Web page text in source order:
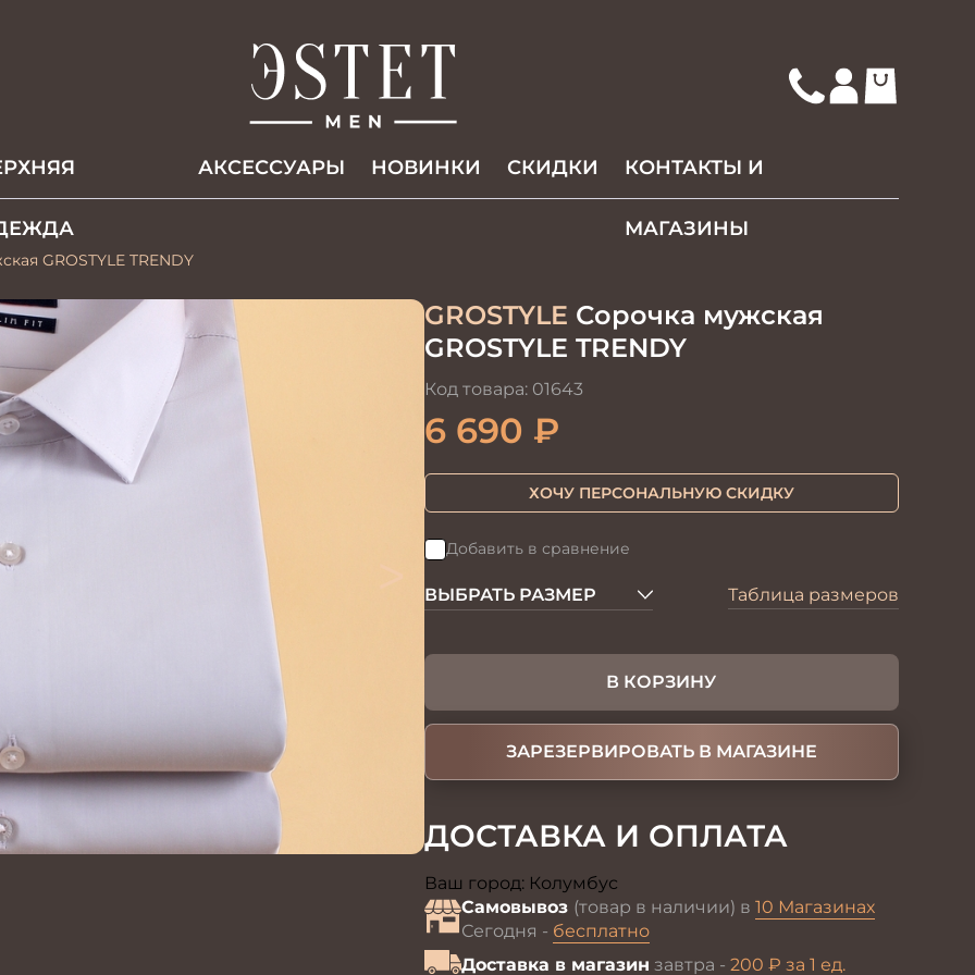
АКCЕССУАРЫ НОВИНКИ СКИДКИ КОНТАКТЫ И
МАГАЗИНЫ
GROSTYLE TRENDY
GROSTYLE Сорочка мужская
GROSTYLE TRENDY
Код товара: 01643
6 690 ₽
ХОЧУ ПЕРСОНАЛЬНУЮ СКИДКУ
Добавить в сравнение
ВЫБРАТЬ РАЗМЕР Таблица размеров
В КОРЗИНУ
ЗАРЕЗЕРВИРОВАТЬ В МАГАЗИНЕ
ДОСТАВКА И ОПЛАТА
Ваш город: Колумбус
Самовывоз (товар в наличии) в 10 Магазинах
Сегодня - бесплатно
Доставка в магазин завтра - 200 ₽ за 1 ед.